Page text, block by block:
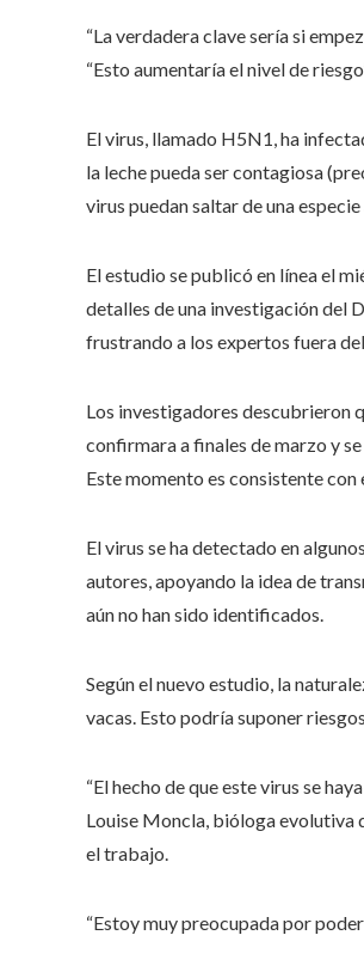
“La verdadera clave sería si
“Esto aumentaría el nivel de
El virus, llamado H5N1, ha
la leche pueda ser contagiosa
virus puedan saltar de una
El estudio se publicó en línea el
detalles de una investigación del
frustrando a los expertos fuera
Los investigadores descubrieron
confirmara a finales de marzo y
Este momento es consistente
El virus se ha detectado en
autores, apoyando la idea de
aún no han sido identificados.
Según el nuevo estudio, la
vacas. Esto podría suponer
“El hecho de que este virus se
Louise Moncla, bióloga evolutiva
el trabajo.
“Estoy muy preocupada por